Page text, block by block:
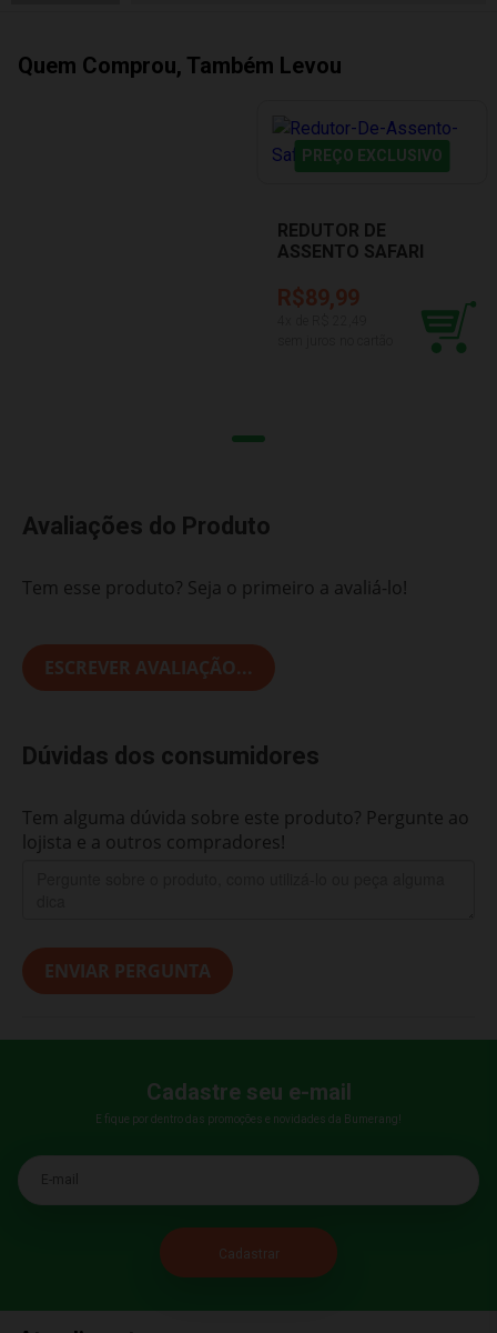
Quem Comprou, Também Levou
PREÇO EXCLUSIVO
REDUTOR DE
ASSENTO SAFARI
R$89,99
Avaliações do Produto
Tem esse produto? Seja o primeiro a avaliá-lo!
ESCREVER AVALIAÇÃO...
Dúvidas dos consumidores
Tem alguma dúvida sobre este produto? Pergunte ao
lojista e a outros compradores!
ENVIAR PERGUNTA
Cadastre seu e-mail
E fique por dentro das promoções e novidades da Bumerang!
E-mail